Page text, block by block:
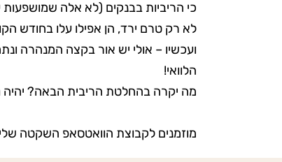
כי הריביות בבנקים (לא אלה שמושפעות
לא רק טרם ירד, הן אפילו עלו בחודש
ועכשיו – אולי יש אור בקצה המנהרה
הלוואי!
מה יקרה בהחלטת הריבית הבאה? יהיה
מוזמנים לקבוצת הוואטסאפ השקטה